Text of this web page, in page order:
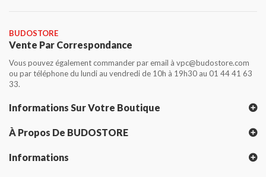
BUDOSTORE
Vente Par Correspondance
Vous pouvez également commander par email à vpc@budostore.com
ou par téléphone du lundi au vendredi de 10h à 19h30 au 01 44 41 63
33.
Informations Sur Votre Boutique
À Propos De BUDOSTORE
Informations